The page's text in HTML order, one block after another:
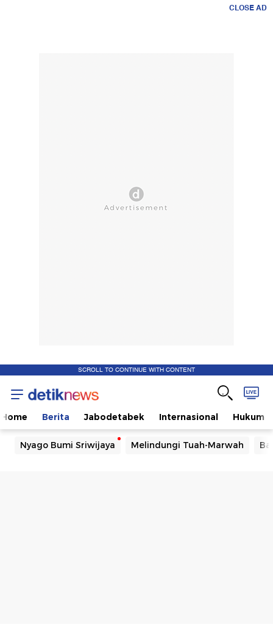
CLOSE AD
SCROLL TO CONTINUE WITH CONTENT
Home Berita Jabodetabek Internasional Hukum
Nyago Bumi Sriwijaya Melindungi Tuah-Marwah